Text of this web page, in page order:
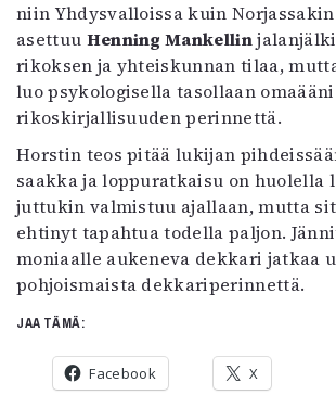
niin Yhdysvalloissa kuin
asettuu Henning Mankellin
rikoksen ja yhteiskunnan tilaa,
luo psykologisella tasollaan
rikoskirjallisuuden perinnettä.
Horstin teos pitää lukijan
saakka ja loppuratkaisu on huolella
juttukin valmistuu ajallaan, mutta
ehtinyt tapahtua todella paljon.
moniaalle aukeneva dekkari jatkaa
pohjoismaista dekkariperinnettä.
JAA TÄMÄ:
Facebook X